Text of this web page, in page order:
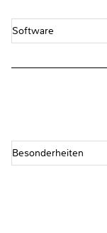
Software
Besonderheiten